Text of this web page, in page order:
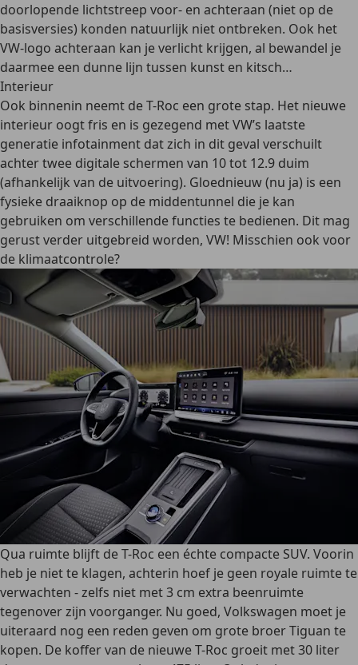
doorlopende lichtstreep voor- en achteraan (niet op de
basisversies) konden natuurlijk niet ontbreken. Ook het
VW-logo achteraan kan je verlicht krijgen, al bewandel je
daarmee een dunne lijn tussen kunst en kitsch…
Interieur
Ook binnenin neemt de T-Roc een grote stap. Het nieuwe
interieur oogt fris en is gezegend met VW’s laatste
generatie infotainment dat zich in dit geval verschuilt
achter twee digitale schermen van 10 tot 12.9 duim
(afhankelijk van de uitvoering). Gloednieuw (nu ja) is een
fysieke draaiknop op de middentunnel die je kan
gebruiken om verschillende functies te bedienen. Dit mag
gerust verder uitgebreid worden, VW! Misschien ook voor
de klimaatcontrole?
Qua ruimte blijft de T-Roc een échte compacte SUV. Voorin
heb je niet te klagen, achterin hoef je geen royale ruimte te
verwachten - zelfs niet met 3 cm extra beenruimte
tegenover zijn voorganger. Nu goed, Volkswagen moet je
uiteraard nog een reden geven om grote broer Tiguan te
kopen. De koffer van de nieuwe T-Roc groeit met 30 liter